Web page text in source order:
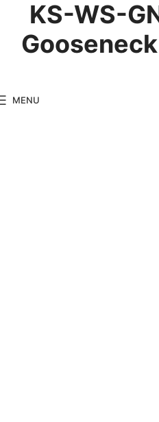
KS-WS-
Model:KS-WS-GN-02
MENU